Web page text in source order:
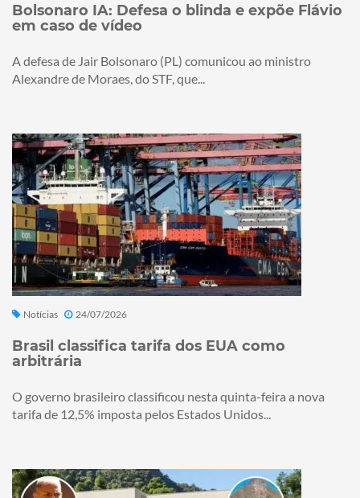
Bolsonaro IA: Defesa o blinda e expõe Flávio
em caso de vídeo
A defesa de Jair Bolsonaro (PL) comunicou ao ministro
Alexandre de Moraes, do STF, que...
Notícias 24/07/2026
Brasil classifica tarifa dos EUA como
arbitrária
O governo brasileiro classificou nesta quinta-feira a nova
tarifa de 12,5% imposta pelos Estados Unidos...